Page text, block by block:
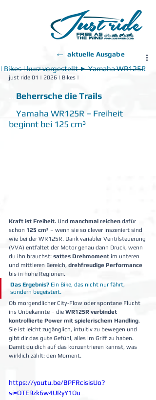
| Bikes | kurz vorgestellt ► Yamaha WR125R
just ride 01 | 2026 | Bikes |
Beherrsche die Trails
Yamaha WR125R – Freiheit
beginnt bei 125 cm³
Kraft ist Freiheit. Und manchmal reichen dafür
schon 125 cm³ – wenn sie so clever inszeniert sind
wie bei der WR125R. Dank variabler Ventilsteuerung
(VVA) entfaltet der Motor genau dann Druck, wenn
du ihn brauchst: sattes Drehmoment im unteren
und mittleren Bereich, drehfreudige Performance
bis in hohe Regionen.
Das Ergebnis? Ein Bike, das nicht nur fährt,
sondern begeistert.
Ob morgendlicher City-Flow oder spontane Flucht
ins Unbekannte – die WR125R verbindet
kontrollierte Power mit spielerischem Handling.
Sie ist leicht zugänglich, intuitiv zu bewegen und
gibt dir das gute Gefühl, alles im Griff zu haben.
Damit du dich auf das konzentrieren kannst, was
wirklich zählt: den Moment.
https://youtu.be/BPFRcisisUo?
si=QTE9zk6w4URyY1Qu
←aktuelle Ausgabe